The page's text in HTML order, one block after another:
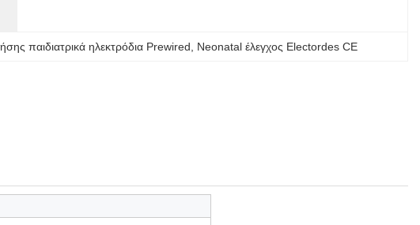
παιδιατρικά ηλεκτρόδια Prewired Neonatal έλεγχος Electordes CE